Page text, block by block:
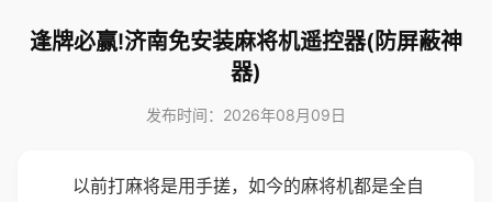
逢牌必赢!济南免安装麻将机遥控器(防屏蔽神
器)
发布时间：2026年08月09日
以前打麻将是用手搓，如今的麻将机都是全自